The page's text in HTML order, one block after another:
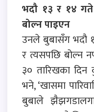
भदौ १३ र १४
बोल्न पाइएन
उनले बुबासँग भदौ
र त्यसपछि बोल्न
३० तारिखका दिन
भने, ‘खासमा
बुबाले